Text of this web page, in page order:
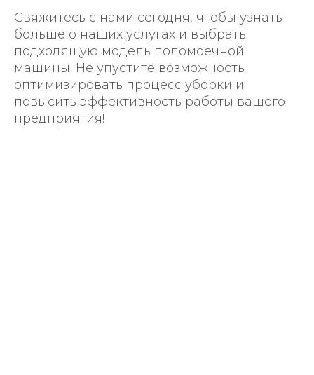
Свяжитесь с нами сегодня, чтобы узнать
больше о наших услугах и выбрать
подходящую модель поломоечной
машины. Не упустите возможность
оптимизировать процесс уборки и
повысить эффективность работы вашего
предприятия!